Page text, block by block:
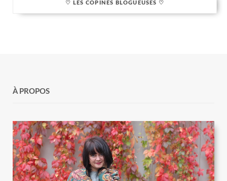
♡ LES COPINES BLOGUEUSES ♡
À PROPOS